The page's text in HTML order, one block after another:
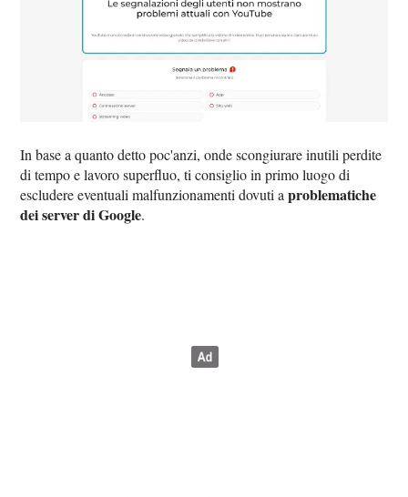
In base a quanto detto poc'anzi, onde scongiurare inutili perdite
di tempo e lavoro superfluo, ti consiglio in primo luogo di
escludere eventuali malfunzionamenti dovuti aproblematiche
dei server di Google.